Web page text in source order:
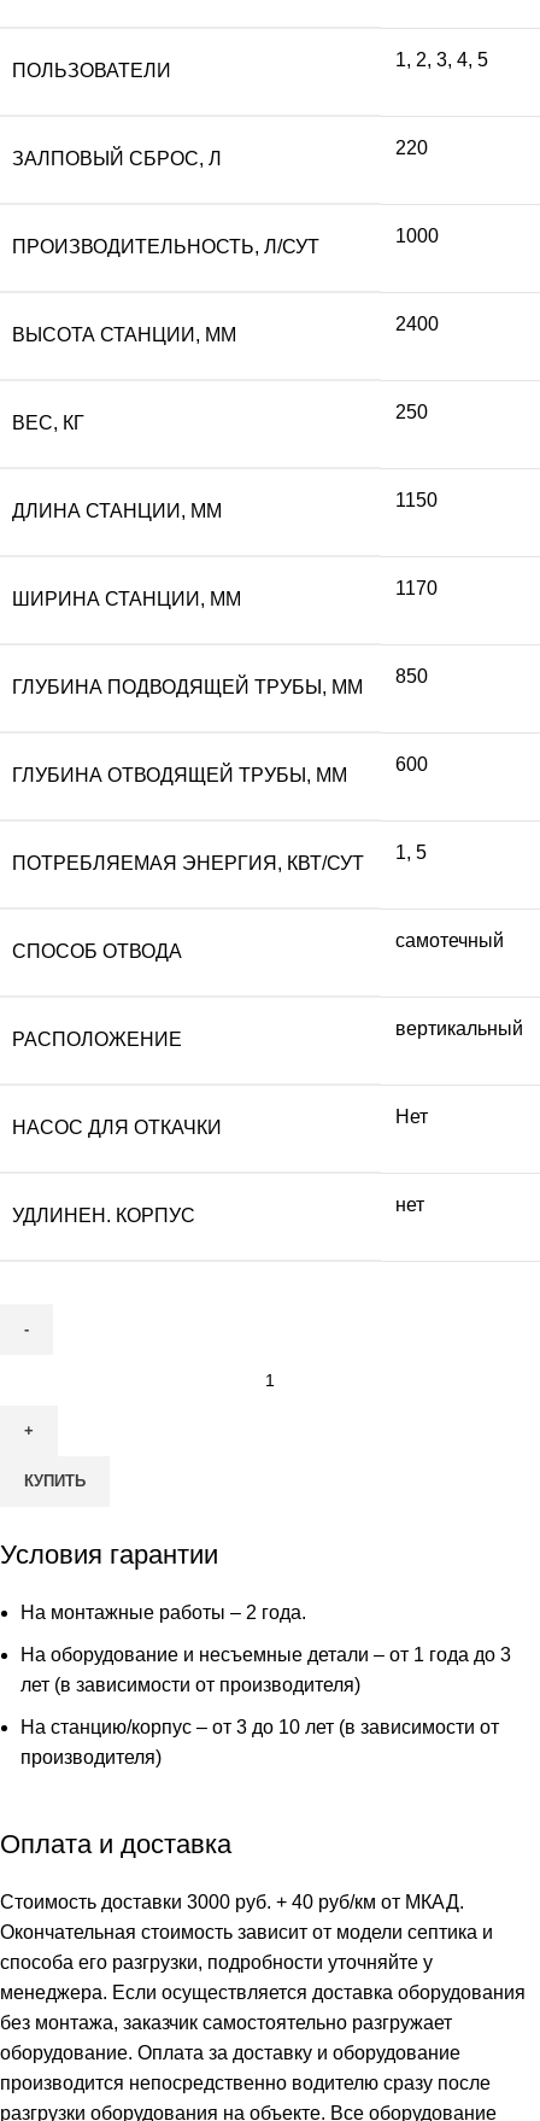
составляла
ПОЛЬЗОВАТЕЛИ
1, 2, 3, 4, 5
ЗАЛПОВЫЙ СБРОС, Л
220
ПРОИЗВОДИТЕЛЬНОСТЬ, Л/СУТ
1000
ВЫСОТА СТАНЦИИ, ММ
2400
ВЕС, КГ
250
ДЛИНА СТАНЦИИ, ММ
1150
ШИРИНА СТАНЦИИ, ММ
1170
ГЛУБИНА ПОДВОДЯЩЕЙ ТРУБЫ, ММ
850
ГЛУБИНА ОТВОДЯЩЕЙ ТРУБЫ, ММ
600
ПОТРЕБЛЯЕМАЯ ЭНЕРГИЯ, КВТ/СУТ
1, 5
СПОСОБ ОТВОДА
самотечный
РАСПОЛОЖЕНИЕ
вертикальный
НАСОС ДЛЯ ОТКАЧКИ
Нет
УДЛИНЕН. КОРПУС
нет
Септик
КУПИТЬ
Условия гарантии
На монтажные работы – 2 года.
На оборудование и несъемные детали – от 1 года до 3
лет (в зависимости от производителя)
На станцию/корпус – от 3 до 10 лет (в зависимости от
производителя)
Оплата и доставка
Стоимость доставки 3000 руб. + 40 руб/км от МКАД.
Окончательная стоимость зависит от модели септика и
способа его разгрузки, подробности уточняйте у
менеджера. Если осуществляется доставка оборудования
без монтажа, заказчик самостоятельно разгружает
оборудование. Оплата за доставку и оборудование
производится непосредственно водителю сразу после
разгрузки оборудования на объекте. Все оборудование